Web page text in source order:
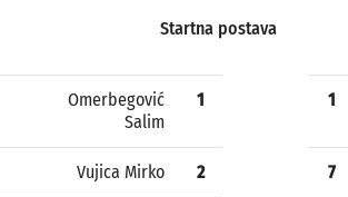
Startna postava
Omerbegović
Salim
1
Vujica Mirko 2
1
7